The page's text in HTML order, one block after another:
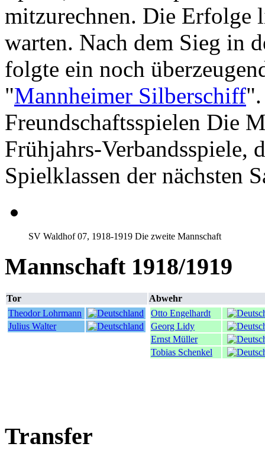
mitzurechnen. Die Erfolge
warten. Nach dem Sieg in
folgte ein noch
"Mannheimer Silberschiff
Freundschaftsspielen Die
Frühjahrs-
Spielklassen der nächsten
SV Waldhof 07, 1918-1919 Die zweite Mannschaft
Mannschaft 1918/1919
Tor
Abwehr
Theodor Lohrmann
Julius Walter
Otto Engelhardt
Georg Lidy
Ernst Müller
Tobias Schenkel
Transfer